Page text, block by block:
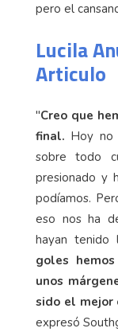
pero el
Lucila
Articulo
"Creo que
final. Hoy no
sobre todo
presionado y
podíamos.
eso nos ha
hayan tenido
goles
unos
sido el mejor
expresó